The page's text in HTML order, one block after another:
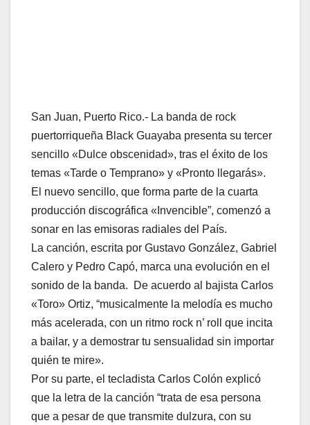
San Juan, Puerto Rico.- La banda de rock
puertorriqueña Black Guayaba presenta su tercer
sencillo «Dulce obscenidad», tras el éxito de los
temas «Tarde o Temprano» y «Pronto llegarás».
El nuevo sencillo, que forma parte de la cuarta
producción discográfica «Invencible”, comenzó a
sonar en las emisoras radiales del País.
La canción, escrita por Gustavo González, Gabriel
Calero y Pedro Capó, marca una evolución en el
sonido de la banda. De acuerdo al bajista Carlos
«Toro» Ortiz, “musicalmente la melodía es mucho
más acelerada, con un ritmo rock n’ roll que incita
a bailar, y a demostrar tu sensualidad sin importar
quién te mire».
Por su parte, el tecladista Carlos Colón explicó
que la letra de la canción “trata de esa persona
que a pesar de que transmite dulzura, con su